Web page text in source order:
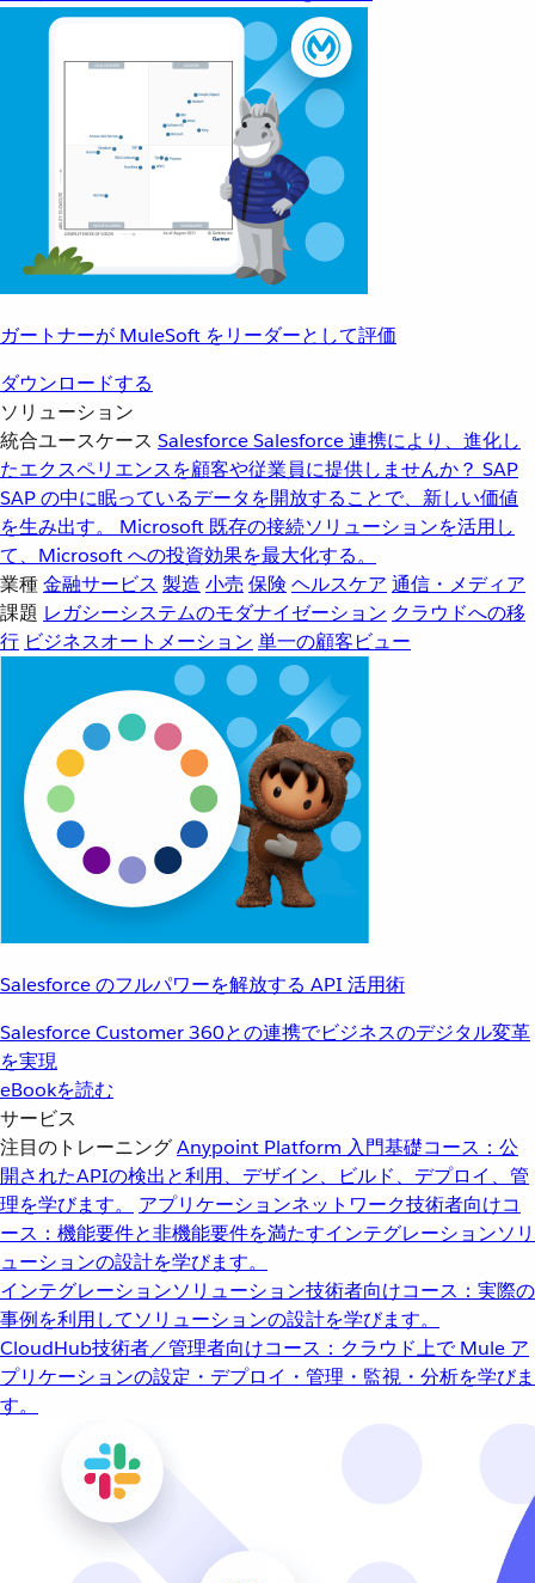
ガートナーが MuleSoft をリーダーとして評価
ダウンロードする
ソリューション
統合ユースケース SalesforceSalesforce 連携により、進化し
たエクスペリエンスを顧客や従業員に提供しませんか？ SAP
SAP の中に眠っているデータを開放することで、新しい価値
を生み出す。
Microsoft 既存の接続ソリューションを活用し
て、Microsoft への投資効果を最大化する。
業種金融サービス 製造 小売 保険 ヘルスケア 通信・メディア
課題 レガシーシステムのモダナイゼーション クラウドへの移
行 ビジネスオートメーション 単一の顧客ビュー
Salesforce のフルパワーを解放する API 活用術
Salesforce Customer 360との連携でビジネスのデジタル変革
を実現
eBookを読む
サービス
注目のトレーニングAnypoint Platform 入門基礎コース：公
開されたAPIの検出と利用、デザイン、ビルド、デプロイ、管
理を学びます。
アプリケーションネットワーク技術者向けコ
ース：機能要件と非機能要件を満たすインテグレーションソリ
ューションの設計を学びます。
インテグレーションソリューション技術者向けコース：実際の
事例を利用してソリューションの設計を学びます。
CloudHub技術者／管理者向けコース：クラウド上で Mule ア
プリケーションの設定・デプロイ・管理・監視・分析を学びま
す。